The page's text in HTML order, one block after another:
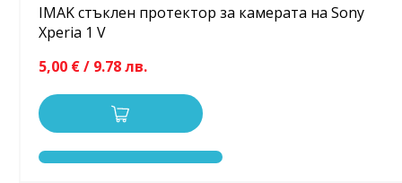
IMAK стъклен протектор за камерата на Sony
Xperia 1 V
5,00 € / 9.78 лв.